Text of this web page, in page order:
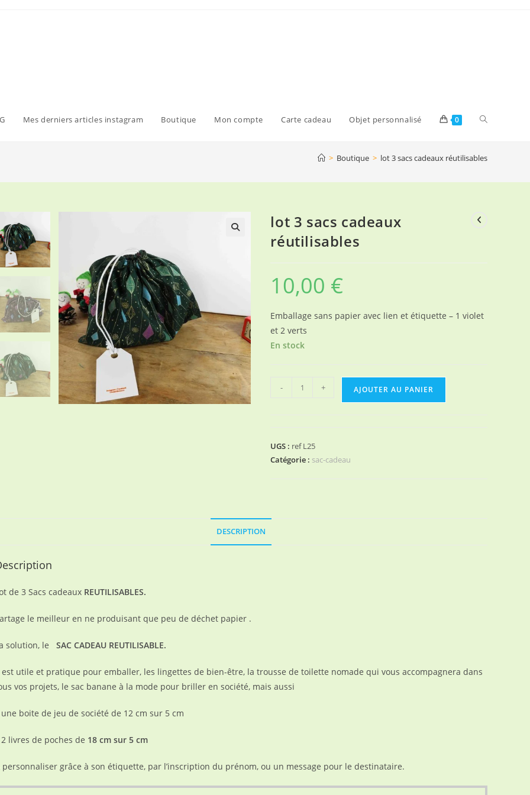
Mes derniers articles instagram Boutique Mon compte Carte cadeau Objet personnalisé 0 Toggle
website
> Boutique > lot 3 sacs cadeaux réutilisables
lot 3 sacs cadeaux
réutilisables
10,00 €
Emballage sans papier avec lien et étiquette – 1 violet
et 2 verts
En stock
quantité
sacs
cadeaux
- + AJOUTER AU PANIER
UGS : ref L25
Catégorie : sac-cadeau
DESCRIPTION
de 3 Sacs cadeaux REUTILISABLES.
le meilleur en ne produisant que peu de déchet papier .
solution, le SAC CADEAU REUTILISABLE.
est utile et pratique pour emballer, les lingettes de bien-être, la trousse de toilette nomade qui vous accompagnera dans
vos projets, le sac banane à la mode pour briller en société, mais aussi
une boite de jeu de société de 12 cm sur 5 cm
2 livres de poches de 18 cm sur 5 cm
personnaliser grâce à son étiquette, par l’inscription du prénom, ou un message pour le destinataire.